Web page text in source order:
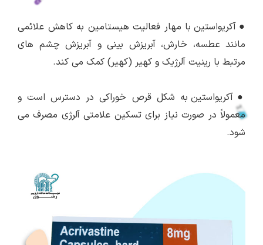
● آکریواستین با مهار فعالیت هیستامین به کاهش علائمی
مانند عطسه، خارش، آبریزش بینی و آبریزش چشم های
مرتبط با رینیت آلرژیک و کهیر (کهیر) کمک می کند.
●آکریواستین به شکل قرص خوراکی در دسترس است و
معمولاً در صورت نیاز برای تسکین علامتی آلرژی مصرف می
شود.